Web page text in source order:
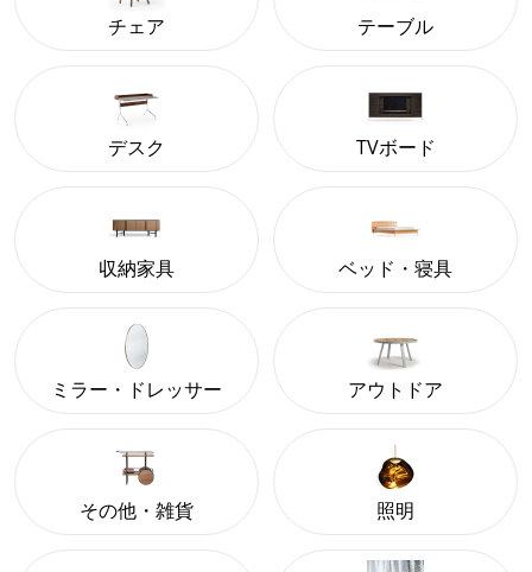
チェア テーブル
デスク TVボード
収納家具 ベッド・寝具
ミラー・ドレッサー アウトドア
その他・雑貨 照明